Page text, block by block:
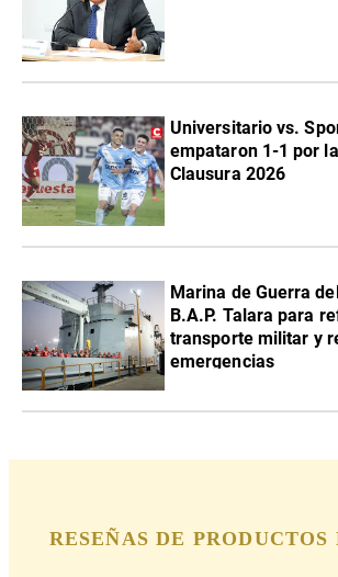
Universitario vs.
empataron 1-1 por
Clausura 2026
Marina de Guerra
B.A.P. Talara para
transporte militar y
emergencias